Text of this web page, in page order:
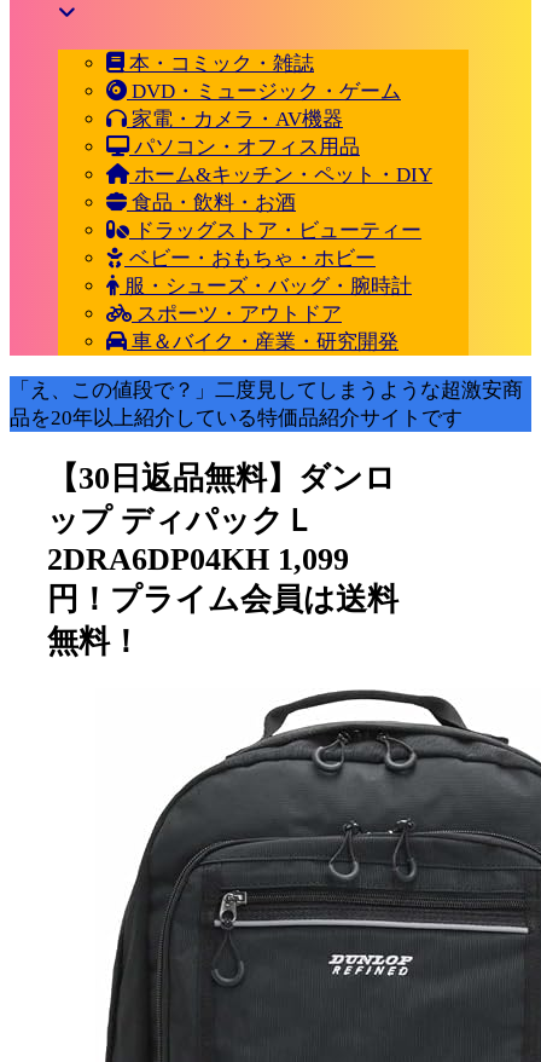
本・コミック・雑誌
DVD・ミュージック・ゲーム
家電・カメラ・AV機器
パソコン・オフィス用品
ホーム&キッチン・ペット・DIY
食品・飲料・お酒
ドラッグストア・ビューティー
ベビー・おもちゃ・ホビー
服・シューズ・バッグ・腕時計
スポーツ・アウトドア
車＆バイク・産業・研究開発
「え、この値段で？」二度見してしまうような超激安商
品を20年以上紹介している特価品紹介サイトです
【30日返品無料】ダンロ
ップ ディパックＬ
2DRA6DP04KH 1,099
円！プライム会員は送料
無料！